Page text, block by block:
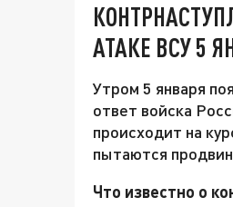
АТАКЕ ВСУ 5
Утром 5 января
ответ войска
происходит на
пытаются
Что известно о